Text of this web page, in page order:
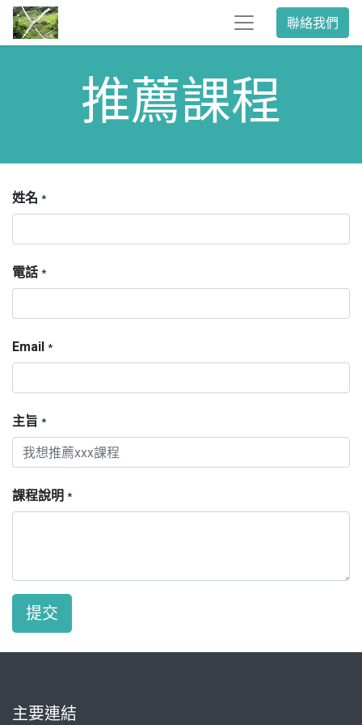
聯絡我們
推薦課程
姓名 *
電話 *
Email *
主旨 *
課程說明 *
提交
主要連結